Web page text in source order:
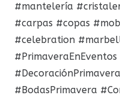
#mantelería
#carpas #copas
#celebration
#BodasPrimavera